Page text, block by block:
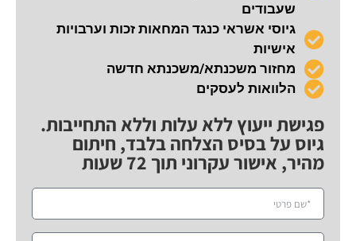
שעבודים
גיוסי אשראי כנגד המחאות זכות וערבויות
אישיות
מחזור משכנתא/משכנתא חדשה
הלוואות לעסקים
פגישת ייעוץ ללא עלות וללא התחייבות.
גיוס על בסיס הצלחה בלבד, חיתום
מהיר, אישור עקרוני תוך 72 שעות